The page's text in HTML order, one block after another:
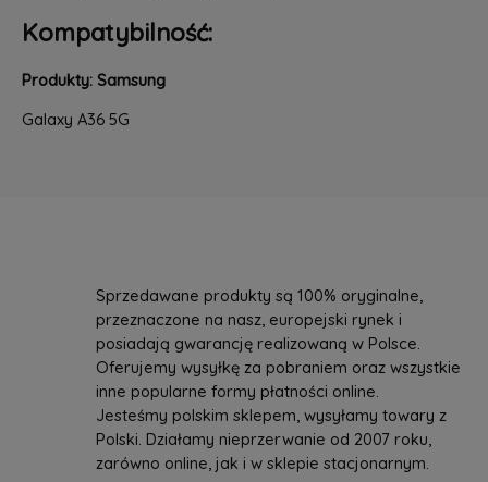
Kompatybilność:
Produkty: Samsung
Galaxy A36 5G
Sprzedawane produkty są 100% oryginalne,
przeznaczone na nasz, europejski rynek i
posiadają gwarancję realizowaną w Polsce.
Oferujemy wysyłkę za pobraniem oraz wszystkie
inne popularne formy płatności online.
Jesteśmy polskim sklepem, wysyłamy towary z
Polski. Działamy nieprzerwanie od 2007 roku,
zarówno online, jak i w sklepie stacjonarnym.